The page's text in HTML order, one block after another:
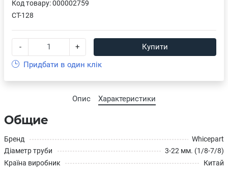
Опис Характеристики
Общие
Бренд
Whicepart
Діаметр труби
3-22 мм. (1/8-7/8)
Країна виробник
Китай
Код товару:000002759
CТ-128
- +
Купити
Придбати в один клік